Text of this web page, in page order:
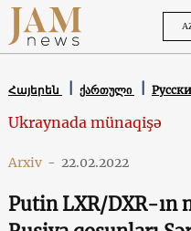
Հայերեն ქართული
Ukraynada münaqişə
Arxiv - 22.02.2022
Putin LXR/DXR-ın